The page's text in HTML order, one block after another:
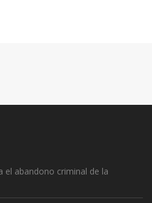
el abandono criminal de la